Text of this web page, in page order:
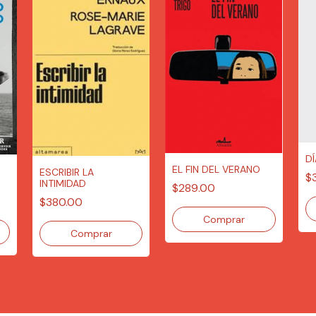
ESCRIBIR LA
INTIMIDAD
$380.00
EL FIN DEL VERANO
$289.00